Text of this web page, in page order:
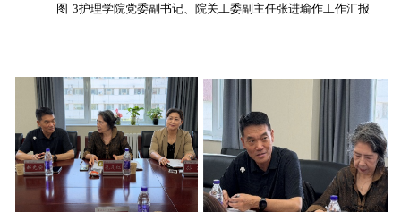
图 3护理学院党委副书记、院关工委副主任张进瑜作工作汇报